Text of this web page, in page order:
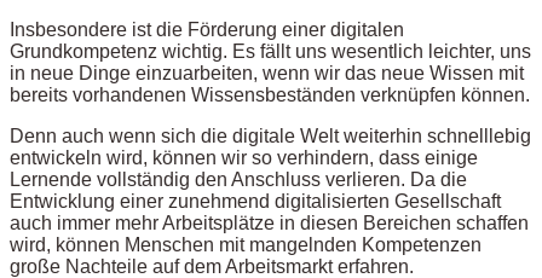
Insbesondere ist die Förderung einer digitalen
Grundkompetenz wichtig. Es fällt uns wesentlich leichter, uns
in neue Dinge einzuarbeiten, wenn wir das neue Wissen mit
bereits vorhandenen Wissensbeständen verknüpfen können.
Denn auch wenn sich die digitale Welt weiterhin schnelllebig
entwickeln wird, können wir so verhindern, dass einige
Lernende vollständig den Anschluss verlieren. Da die
Entwicklung einer zunehmend digitalisierten Gesellschaft
auch immer mehr Arbeitsplätze in diesen Bereichen schaffen
wird, können Menschen mit mangelnden Kompetenzen
große Nachteile auf dem Arbeitsmarkt erfahren.